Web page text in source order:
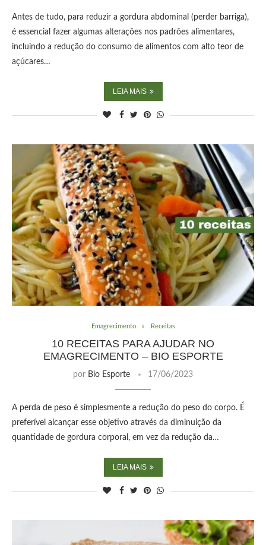
Antes de tudo, para reduzir a gordura abdominal (perder barriga),
é essencial fazer algumas alterações nos padrões alimentares,
incluindo a redução do consumo de alimentos com alto teor de
açúcares…
LEIA MAIS
Emagrecimento Receitas
10 RECEITAS PARA AJUDAR NO
EMAGRECIMENTO – BIO ESPORTE
por Bio Esporte 17/06/2023
A perda de peso é simplesmente a redução do peso do corpo. É
preferível alcançar esse objetivo através da diminuição da
quantidade de gordura corporal, em vez da redução da…
LEIA MAIS